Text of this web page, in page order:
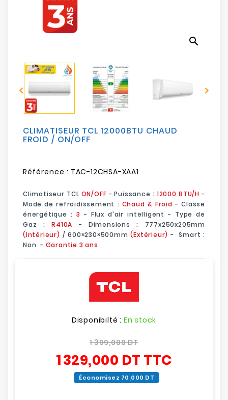
Electroménager
Bureautique
Sécurité
Mobilités
search
 
CLIMATISEUR TCL 12000BTU CHAUD
FROID / ON/OFF
Référence : TAC-12CHSA-XAA1
Climatiseur TCL ON/OFF - Puissance : 12000 BTU/H -
Mode de refroidissement : Chaud & Froid - Classe
énergétique : 3 - Flux d'air intelligent- Type de
Gaz :R410A - Dimensions : 777x250x205mm
(Intérieur) /600×230×500mm(Extérieur) - Smart :
Non - Garantie 3 ans
Disponibilté : En stock
1 399,000 DT
1 329,000 DT TTC
Économisez 70,000 DT